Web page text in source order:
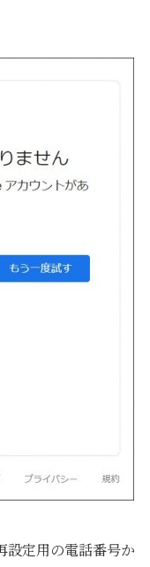
設定用の電話番号か